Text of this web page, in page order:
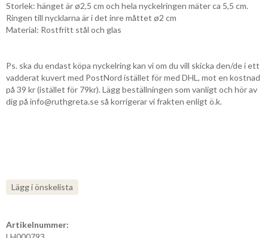
Storlek: hänget är ø2,5 cm och hela nyckelringen mäter ca 5,5 cm.
Ringen till nycklarna är i det inre måttet ø2 cm
Material: Rostfritt stål och glas
Ps. ska du endast köpa nyckelring kan vi om du vill skicka den/de i ett
vadderat kuvert med PostNord istället för med DHL, mot en kostnad
på 39 kr (istället för 79kr). Lägg beställningen som vanligt och hör av
dig på info@ruthgreta.se så korrigerar vi frakten enligt ö.k.
Lägg i önskelista
Artikelnummer: